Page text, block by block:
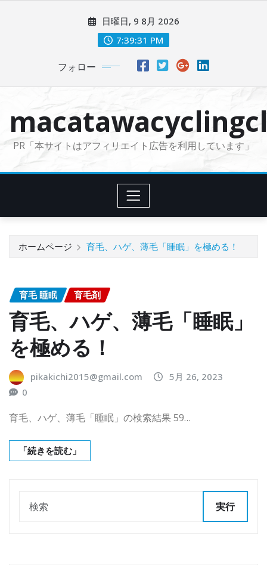
に
日曜日, 9 8月 2026
7:39:32 PM
フォロー
PR「本サイトはアフィリエイト広告を利用しています」
ホームページ 育毛、ハゲ、薄毛「睡眠」を極める！
育毛 睡眠 育毛剤
育毛、ハゲ、薄毛「睡眠」
を極める！
pikakichi2015@gmail.com
5月 26, 2023
0
育毛、ハゲ、薄毛「睡眠」の検索結果 59…
「続きを読む」
実行